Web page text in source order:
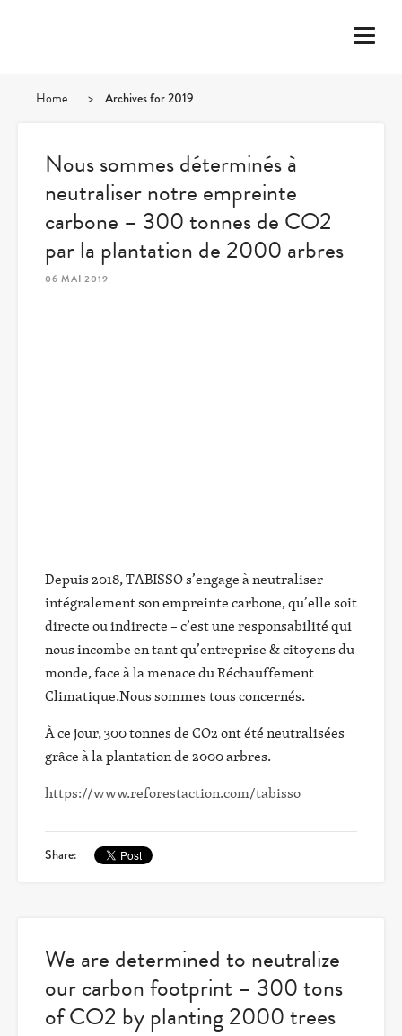
Home > Archives for 2019
Nous sommes déterminés à
neutraliser notre empreinte
carbone – 300 tonnes de CO2
par la plantation de 2000 arbres
06 MAI 2019
Depuis 2018, TABISSO s’engage à neutraliser
intégralement son empreinte carbone, qu’elle soit
directe ou indirecte – c’est une responsabilité qui
nous incombe en tant qu’entreprise & citoyens du
monde, face à la menace du Réchauffement
Climatique.Nous sommes tous concernés.
À ce jour, 300 tonnes de CO2 ont été neutralisées
grâce à la plantation de 2000 arbres.
https://www.reforestaction.com/tabisso
Share:
We are determined to neutralize
our carbon footprint – 300 tons
of CO2 by planting 2000 trees